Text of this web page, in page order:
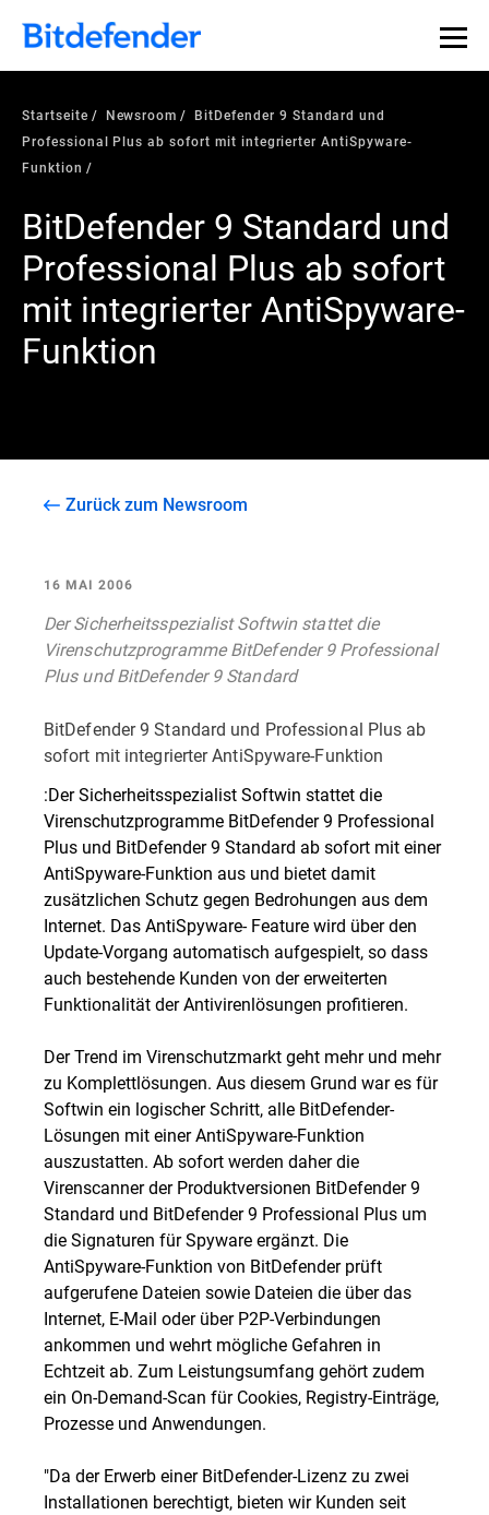
Startseite Newsroom
BitDefender 9 Standard und
Professional Plus ab sofort mit integrierter AntiSpyware-
Funktion
BitDefender 9 Standard und
Professional Plus ab sofort
mit integrierter AntiSpyware-
Funktion
Zurück zum Newsroom
16 MAI 2006
Der Sicherheitsspezialist Softwin stattet die
Virenschutzprogramme BitDefender 9 Professional
Plus und BitDefender 9 Standard
BitDefender 9 Standard und Professional Plus ab
sofort mit integrierter AntiSpyware-Funktion
:Der Sicherheitsspezialist Softwin stattet die
Virenschutzprogramme BitDefender 9 Professional
Plus und BitDefender 9 Standard ab sofort mit einer
AntiSpyware-Funktion aus und bietet damit
zusätzlichen Schutz gegen Bedrohungen aus dem
Internet. Das AntiSpyware- Feature wird über den
Update-Vorgang automatisch aufgespielt, so dass
auch bestehende Kunden von der erweiterten
Funktionalität der Antivirenlösungen profitieren.
Der Trend im Virenschutzmarkt geht mehr und mehr
zu Komplettlösungen. Aus diesem Grund war es für
Softwin ein logischer Schritt, alle BitDefender-
Lösungen mit einer AntiSpyware-Funktion
auszustatten. Ab sofort werden daher die
Virenscanner der Produktversionen BitDefender 9
Standard und BitDefender 9 Professional Plus um
die Signaturen für Spyware ergänzt. Die
AntiSpyware-Funktion von BitDefender prüft
aufgerufene Dateien sowie Dateien die über das
Internet, E-Mail oder über P2P-Verbindungen
ankommen und wehrt mögliche Gefahren in
Echtzeit ab. Zum Leistungsumfang gehört zudem
ein On-Demand-Scan für Cookies, Registry-Einträge,
Prozesse und Anwendungen.
"Da der Erwerb einer BitDefender-Lizenz zu zwei
Installationen berechtigt, bieten wir Kunden seit